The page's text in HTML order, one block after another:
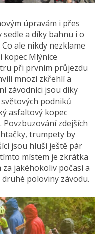
úpravám i přes
a díky bahnu i o
ale nikdy nezklame
kopec Mlýnice
při prvním průjezdu
mnozí zkřehlí a
závodníci jsou díky
podniků
asfaltový kopec
zdejších
trumpety by
jsou hluší ještě pár
místem je zkrátka
jakéhokoliv počasí a
poloviny závodu.